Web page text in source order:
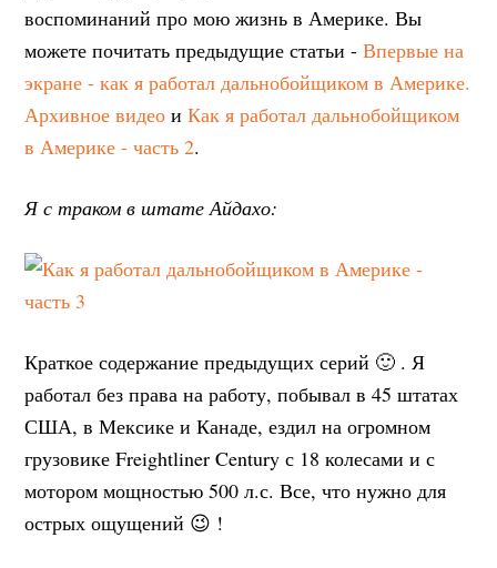
воспоминаний про мою жизнь в Америке. Вы
можете почитать предыдущие статьи -Впервые на
экране - как я работал дальнобойщиком в Америке.
Архивное видео иКак я работал дальнобойщиком
в Америке - часть 2.
Я с траком в штате Айдахо:
Краткое содержание предыдущих серий 🙂 . Я
работал без права на работу, побывал в 45 штатах
США, в Мексике и Канаде, ездил на огромном
грузовике Freightliner Century с 18 колесами и с
мотором мощностью 500 л.с. Все, что нужно для
острых ощущений 😉 !